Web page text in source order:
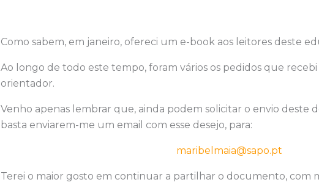
Como sabem, em janeiro, ofereci um e-book aos leitores deste
Ao longo de todo este tempo, foram vários os pedidos que
orientador.
Venho apenas lembrar que, ainda podem solicitar o envio deste
basta enviarem-me um email com esse desejo, para:
maribelmaia@sapo.pt
Terei o maior gosto em continuar a partilhar o documento, com